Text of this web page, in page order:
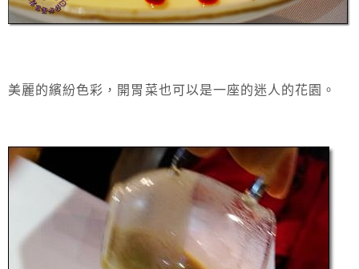
美麗的繽紛色彩，開胃菜也可以是一座的迷人的花園。